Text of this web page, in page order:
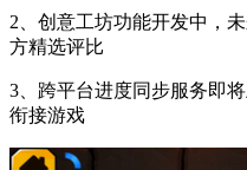
2、创意工坊功能开发中，
方精选评比
3、跨平台进度同步服务即
衔接游戏